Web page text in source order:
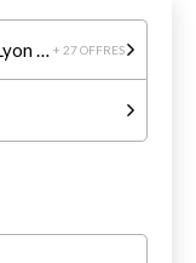
Balade aérienne au dessus de Lyon et ses alentours + 27 OFFRES